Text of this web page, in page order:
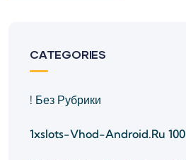
CATEGORIES
! Без Рубрики
1xslots-Vhod-Android.ru 100